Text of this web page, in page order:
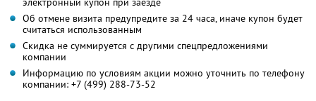
Об отмене визита предупредите за 24 часа, иначе купон будет
считаться использованным
Скидка не суммируется с другими спецпредложениями
компании
Информацию по условиям акции можно уточнить по телефону
компании: +7 (499) 288-73-52